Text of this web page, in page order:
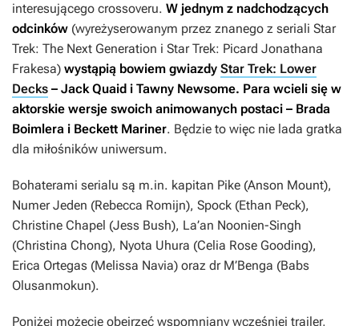
interesującego crossoveru. W jednym z nadchodzących
odcinków (wyreżyserowanym przez znanego z seriali Star
Trek: The Next Generation i Star Trek: Picard Jonathana
Frakesa) wystąpią bowiem gwiazdy Star Trek: Lower
Decks – Jack Quaid i Tawny Newsome. Para wcieli się w
aktorskie wersje swoich animowanych postaci – Brada
Boimlera i Beckett Mariner. Będzie to więc nie lada gratka
dla miłośników uniwersum.
Bohaterami serialu są m.in. kapitan Pike (Anson Mount),
Numer Jeden (Rebecca Romijn), Spock (Ethan Peck),
Christine Chapel (Jess Bush), La’an Noonien-Singh
(Christina Chong), Nyota Uhura (Celia Rose Gooding),
Erica Ortegas (Melissa Navia) oraz dr M’Benga (Babs
Olusanmokun).
Poniżej możecie obejrzeć wspomniany wcześniej trailer,